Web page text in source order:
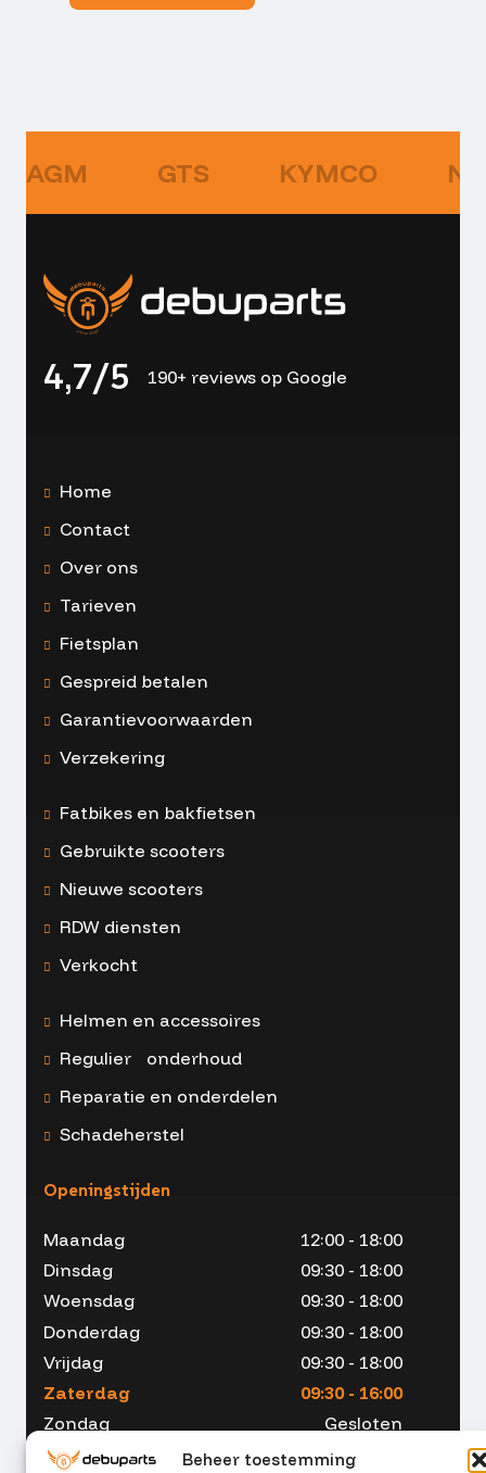
Beheer toestemming
AGM GTS KYMCO
4,7/5 190+ reviews op Google
Home
Contact
Over ons
Tarieven
Fietsplan
Gespreid betalen
Garantievoorwaarden
Verzekering
Fatbikes en bakfietsen
Gebruikte scooters
Nieuwe scooters
RDW diensten
Verkocht
Helmen en accessoires
Regulier onderhoud
Reparatie en onderdelen
Schadeherstel
Openingstijden
Maandag
12:00 - 18:00
Dinsdag
09:30 - 18:00
Woensdag
09:30 - 18:00
Donderdag
09:30 - 18:00
Vrijdag
09:30 - 18:00
Zaterdag
09:30 - 16:00
Zondag
Gesloten